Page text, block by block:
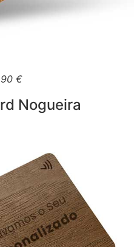
€
Nogueira